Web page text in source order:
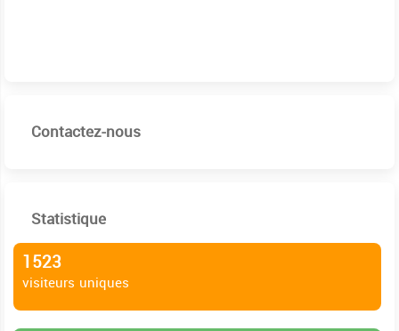
Contactez-nous
Statistique
1523
visiteurs uniques